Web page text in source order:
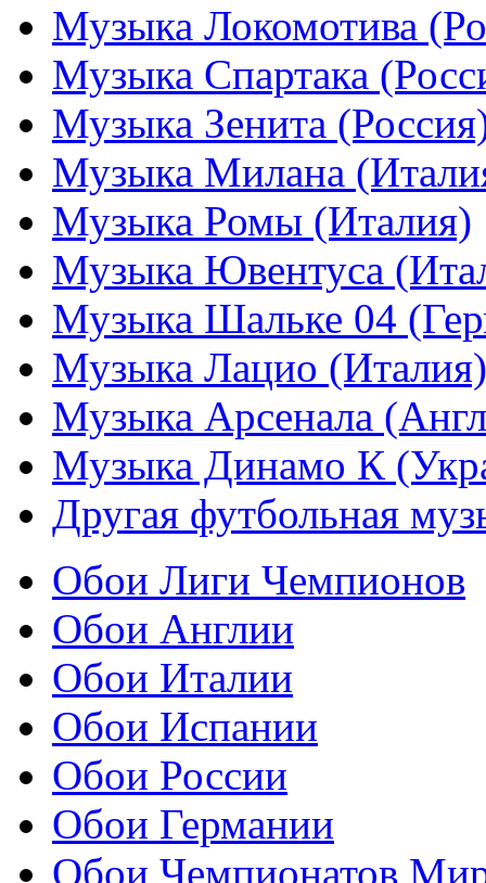
Музыка Локомотива
Музыка Спартака
Музыка Зенита
Музыка Милана
Музыка Ромы (Италия)
Музыка Ювентуса
Музыка Шальке 04
Музыка Лацио (Италия)
Музыка Арсенала
Музыка Динамо К
Другая футбольная
Обои Лиги Чемпионов
Обои Англии
Обои Италии
Обои Испании
Обои России
Обои Германии
Обои Чемпионатов